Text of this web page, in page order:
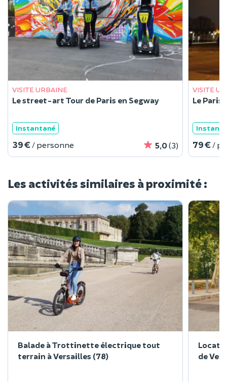
VISITE URBAINE
Le street-art Tour de Paris en Segway
Instantané
39 € / personne 5,0(3)
VISITE
Le Paris
79 € /
Les activités similaires à proximité :
Balade à Trottinette électrique tout
terrain à Versailles (78)
de